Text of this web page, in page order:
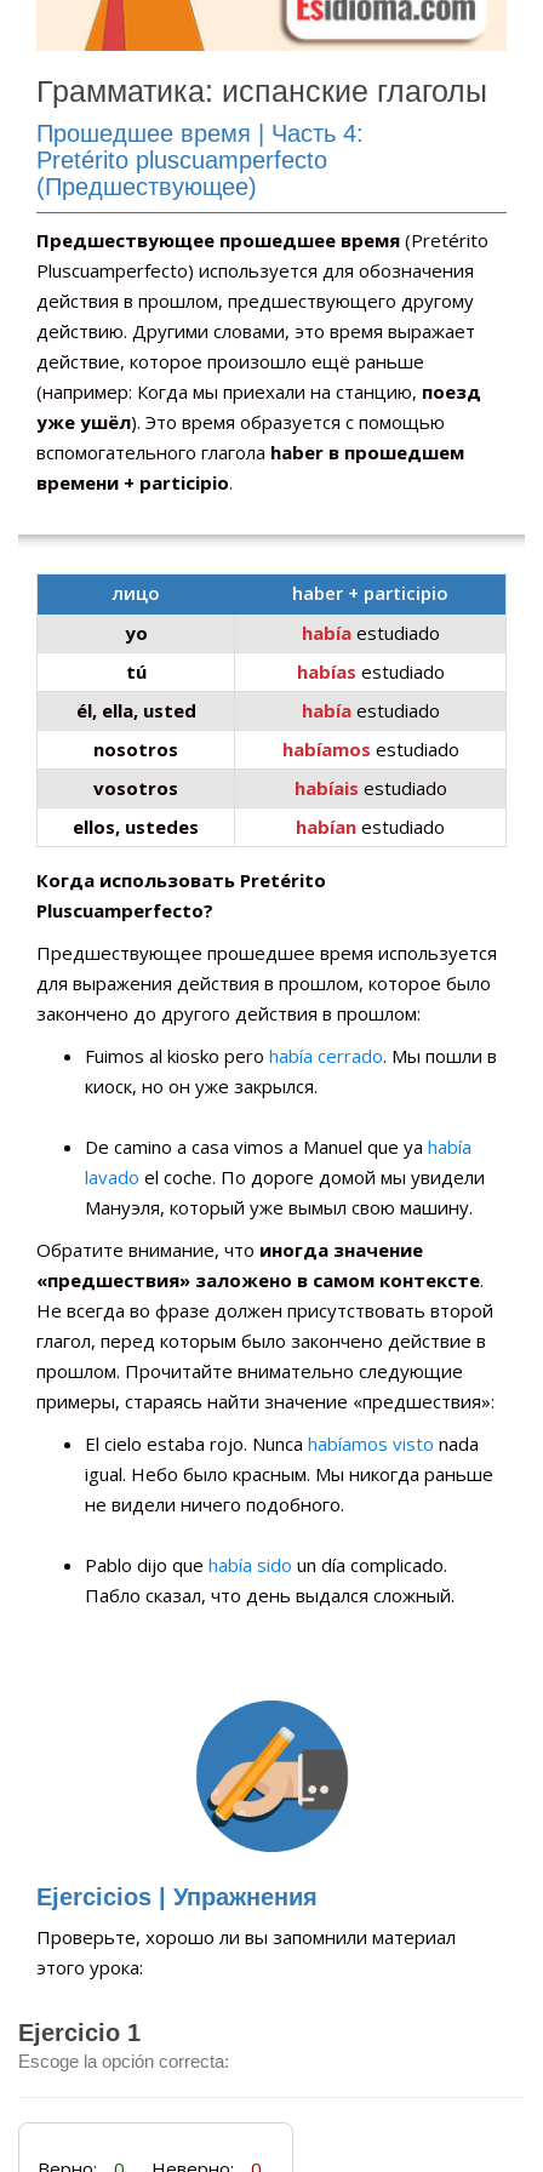
Грамматика: испанские глаголы
Прошедшее время | Часть 4:
Pretérito pluscuamperfecto
(Предшествующее)
Предшествующее прошедшее время (Pretérito
Pluscuamperfecto) используется для обозначения
действия в прошлом, предшествующего другому
действию. Другими словами, это время выражает
действие, которое произошло ещё раньше
(например: Когда мы приехали на станцию, поезд
уже ушёл). Это время образуется с помощью
вспомогательного глагола haber в прошедшем
времени + participio.
лицо
haber + participio
yo
habíaestudiado
tú
habías estudiado
él, ella, usted
habíaestudiado
nosotros
habíamos estudiado
vosotros
habíais estudiado
ellos, ustedes
habían estudiado
Когда использовать Pretérito
Pluscuamperfecto?
Предшествующее прошедшее время используется
для выражения действия в прошлом, которое было
закончено до другого действия в прошлом:
Fuimos al kiosko pero había cerrado. Мы пошли в
киоск, но он уже закрылся.
De camino a casa vimos a Manuel que ya había
lavado el coche. По дороге домой мы увидели
Мануэля, который уже вымыл свою машину.
Обратите внимание, что иногда значение
«предшествия» заложено в самом контексте.
Не всегда во фразе должен присутствовать второй
глагол, перед которым было закончено действие в
прошлом. Прочитайте внимательно следующие
примеры, стараясь найти значение «предшествия»:
El cielo estaba rojo. Nunca habíamos visto nada
igual. Небо было красным. Мы никогда раньше
не видели ничего подобного.
Pablo dijo que había sido un día complicado.
Пабло сказал, что день выдался сложный.
Ejercicios | Упражнения
Проверьте, хорошо ли вы запомнили материал
этого урока:
Ejercicio 1
Escoge la opción correcta: